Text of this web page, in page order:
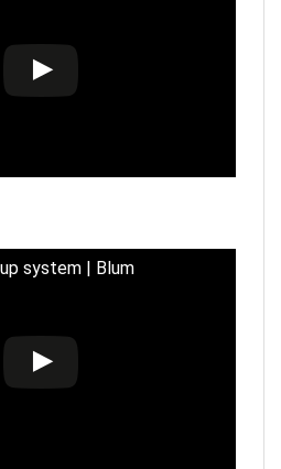
system | Blum